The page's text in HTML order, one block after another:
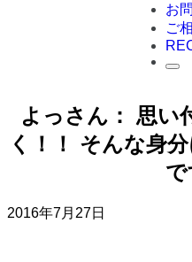
お
ご
よっさん： 思い
く！！ そんな身
で
2016年7月27日